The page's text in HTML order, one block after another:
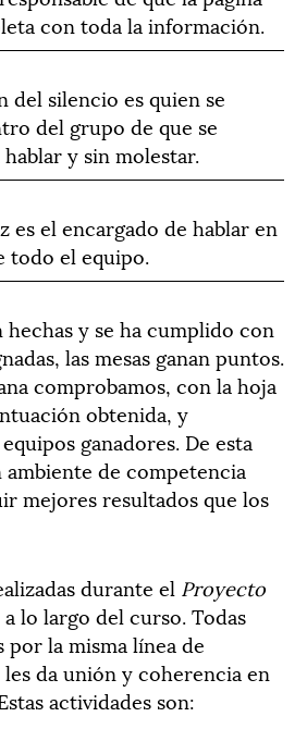
con toda la información.
del silencio es quien se
del grupo de que se
y sin molestar.
es el encargado de hablar en
todo el equipo.
hechas y se ha cumplido con
las mesas ganan puntos.
comprobamos, con la hoja
obtenida, y
ganadores. De esta
de competencia
mejores resultados que los
durante el Proyecto
lo largo del curso. Todas
por la misma línea de
da unión y coherencia en
actividades son: